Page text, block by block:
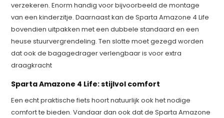
verzekeren. Enorm handig voor bijvoorbeeld de montage
van een kinderzitje. Daarnaast kan de Sparta Amazone 4 Life
bovendien uitpakken met een dubbele standaard en een
heuse stuurvergrendeling. Ten slotte moet gezegd worden
dat ook de bagagedrager verlengbaar is voor extra
draagkracht
Sparta Amazone 4 Life: stijlvol comfort
Een echt praktische fiets hoort natuurlijk ook het nodige
comfort te bieden. Vandaar dan ook dat de Sparta Amazone